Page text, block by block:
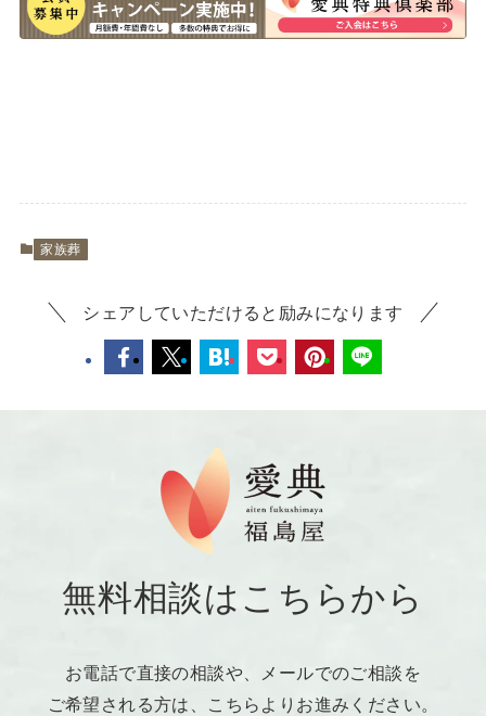
家族葬
シェアしていただけると励みになります
無料相談はこちらから
お電話で直接の相談や、メールでのご相談を
ご希望される方は、こちらよりお進みください。